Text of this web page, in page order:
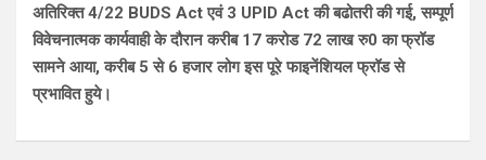
अतिरिक्त 4/22 BUDS Act एवं 3 UPID Act की बढोतरी की गई, सम्पूर्ण
विवेचनात्मक कार्यवाही के दौरान करीब 17 करोड 72 लाख रु0 का फ्रॉड
सामने आया, करीब 5 से 6 हजार लोग इस पूरे फाइनेंशियल फ्रॉड से
प्रभावित हुये।